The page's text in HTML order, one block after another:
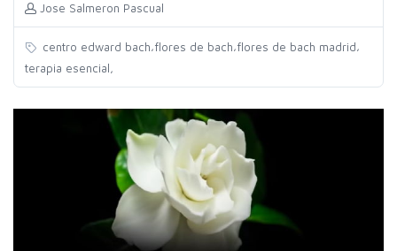
Jose Salmeron Pascual
centro edward bach,flores de bach,flores de bach madrid,
terapia esencial